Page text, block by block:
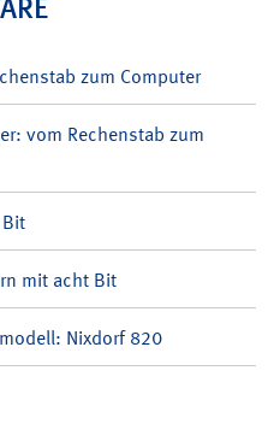
zum Computer
vom Rechenstab zum
mit acht Bit
Nixdorf 820